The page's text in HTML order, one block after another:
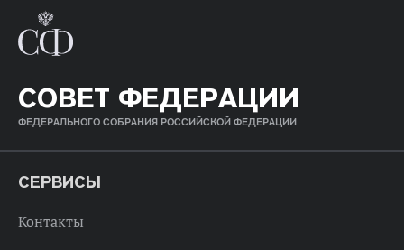
СОВЕТ ФЕДЕРАЦИИ
ФЕДЕРАЛЬНОГО СОБРАНИЯ РОССИЙСКОЙ ФЕДЕРАЦИИ
СЕРВИСЫ
Контакты